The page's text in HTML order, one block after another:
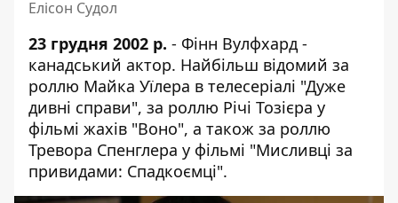
Елісон Судол
23 грудня 2002 р. - Фінн Вулфхард -
канадський актор. Найбільш відомий за
роллю Майка Уїлера в телесеріалі "Дуже
дивні справи", за роллю Річі Тозієра у
фільмі жахів "Воно", а також за роллю
Тревора Спенглера у фільмі "Мисливці за
привидами: Спадкоємці".